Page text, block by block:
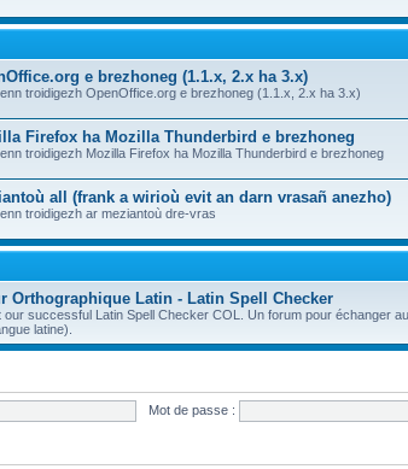
e brezhoneg (1.1.x, 2.x ha 3.x)
troidigezh OpenOffice.org e brezhoneg (1.1.x, 2.x ha 3.x)
Firefox ha Mozilla Thunderbird e brezhoneg
troidigezh Mozilla Firefox ha Mozilla Thunderbird e brezhoneg
all (frank a wirioù evit an darn vrasañ anezho)
troidigezh ar meziantoù dre-vras
Orthographique Latin - Latin Spell Checker
our successful Latin Spell Checker COL. Un forum pour échanger
latine).
Mot de passe :